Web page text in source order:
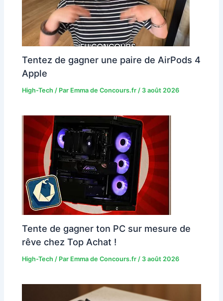
Tentez de gagner une paire de AirPods 4
Apple
High-Tech / Par Emma de Concours.fr/ 3 août 2026
Tente de gagner ton PC sur mesure de
rêve chez Top Achat !
High-Tech / Par Emma de Concours.fr/ 3 août 2026